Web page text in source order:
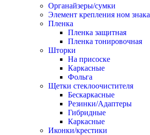
Органайзеры/сумки
Элемент крепления ном знака
Пленка
Пленка защитная
Пленка тонировочная
Шторки
На присоске
Каркасные
Фольга
Щетки стеклоочистителя
Бескаркасные
Резинки/Адаптеры
Гибридные
Каркасные
Иконки/крестики